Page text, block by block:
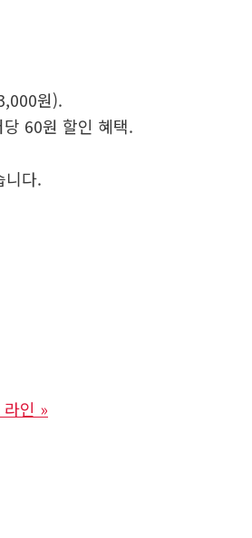
원).
60원 할인 혜택.
니다.
인 »